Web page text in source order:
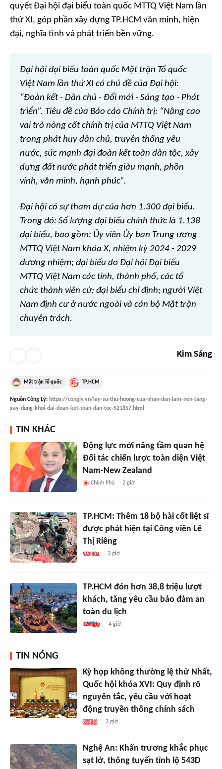
quyết Đại hội đại biểu toàn quốc MTTQ Việt Nam lần
thứ XI, góp phần xây dựng TP.HCM văn minh, hiện
đại, nghĩa tình và phát triển bền vững.
Đại hội đại biểu toàn quốc Mặt trận Tổ quốc
Việt Nam lần thứ XI có chủ đề của Đại hội:
“Đoàn kết - Dân chủ - Đổi mới - Sáng tạo - Phát
triển”. Tiêu đề của Báo cáo Chính trị: “Nâng cao
vai trò nòng cốt chính trị của MTTQ Việt Nam
trong phát huy dân chủ, truyền thống yêu
nước, sức mạnh đại đoàn kết toàn dân tộc, xây
dựng đất nước phát triển giàu mạnh, phồn
vinh, văn minh, hạnh phúc”.
Đại hội có sự tham dự của hơn 1.300 đại biểu.
Trong đó: Số lượng đại biểu chính thức là 1.138
đại biểu, bao gồm: Ủy viên Ủy ban Trung ương
MTTQ Việt Nam khóa X, nhiệm kỳ 2024 - 2029
đương nhiệm; đại biểu do Đại hội Đại biểu
MTTQ Việt Nam các tỉnh, thành phố, các tổ
chức thành viên cử; đại biểu chỉ định; người Việt
Nam định cư ở nước ngoài và cán bộ Mặt trận
chuyên trách.
Kim Sáng
Mặt trận Tổ quốc TP.HCM
Nguồn Công Lý: https://congly.vn/lay-su-thu-huong-cua-nhan-dan-lam-nen-tang-
xay-dung-khoi-dai-doan-ket-toan-dan-toc-521857.html
TIN KHÁC
Động lực mới nâng tầm quan hệ
Đối tác chiến lược toàn diện Việt
Nam-New Zealand
Chính Phủ 2 giờ
TP.HCM: Thêm 18 bộ hài cốt liệt sĩ
được phát hiện tại Công viên Lê
Thị Riêng
3 giờ
TP.HCM đón hơn 38,8 triệu lượt
khách, tăng yêu cầu bảo đảm an
toàn du lịch
4 giờ
TIN NÓNG
Kỳ họp không thường lệ thứ Nhất,
Quốc hội khóa XVI: Quy định rõ
nguyên tắc, yêu cầu với hoạt
động truyền thông chính sách
3 giờ
Nghệ An: Khẩn trương khắc phục
sạt lở, thông tuyến tỉnh lộ 543D